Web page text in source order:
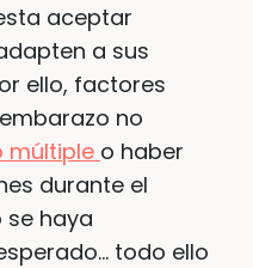
aceptar
a sus
ello, factores
no
múltiple o haber
durante el
se haya
todo ello